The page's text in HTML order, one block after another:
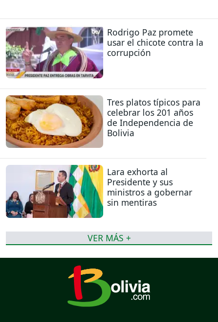
Rodrigo Paz promete
usar el chicote contra la
corrupción
Tres platos típicos para
celebrar los 201 años
de Independencia de
Bolivia
Lara exhorta al
Presidente y sus
ministros a gobernar
sin mentiras
VER MÁS +